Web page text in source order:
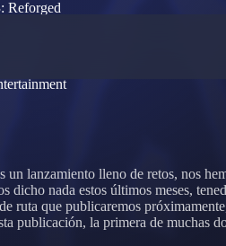
Reforged
lanzamiento lleno de retos, nos
nada estos últimos meses,
ruta que publicaremos
publicación, la primera de muchas